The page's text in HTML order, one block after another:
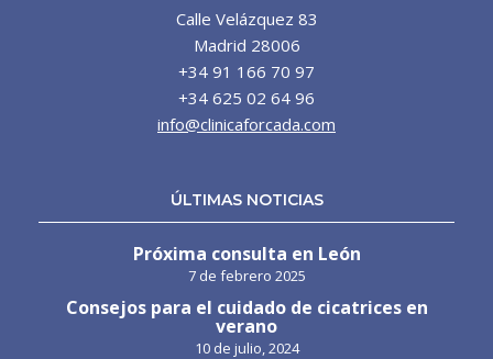
Calle Velázquez 83
Madrid 28006
+34 91 166 70 97
+34 625 02 64 96
info@clinicaforcada.com
ÚLTIMAS NOTICIAS
Próxima consulta en León
7 de febrero 2025
Consejos para el cuidado de cicatrices en
verano
10 de julio, 2024